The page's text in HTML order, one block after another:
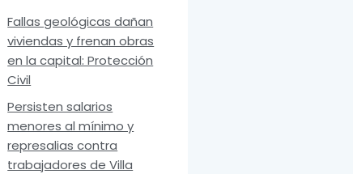
Fallas geológicas dañan
viviendas y frenan obras
en la capital: Protección
Civil
Persisten salarios
menores al mínimo y
represalias contra
trabajadores de Villa